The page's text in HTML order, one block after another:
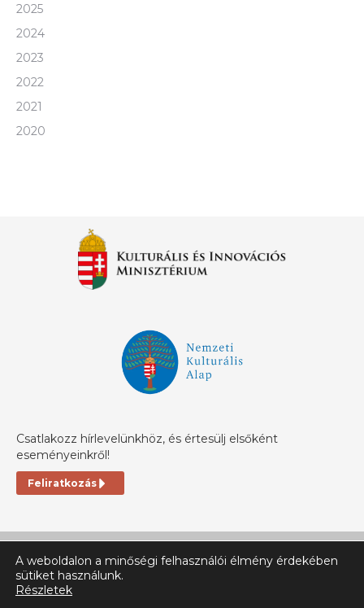
2025
2024
2023
2022
2021
2020
Csatlakozz hírlevelünkhöz, és értesülj elsőként
eseményeinkről!
Feliratkozás
A weboldalon a minőségi felhasználói élmény érdekében
sütiket használunk.
Részletek